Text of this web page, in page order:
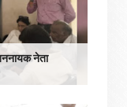
नेता